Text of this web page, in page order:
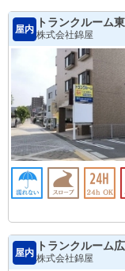
屋内
トランクルーム
株式会社錦屋
屋内
トランクルーム
株式会社錦屋